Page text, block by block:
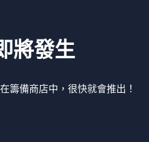
將發生
籌備商店中，很快就會推出！